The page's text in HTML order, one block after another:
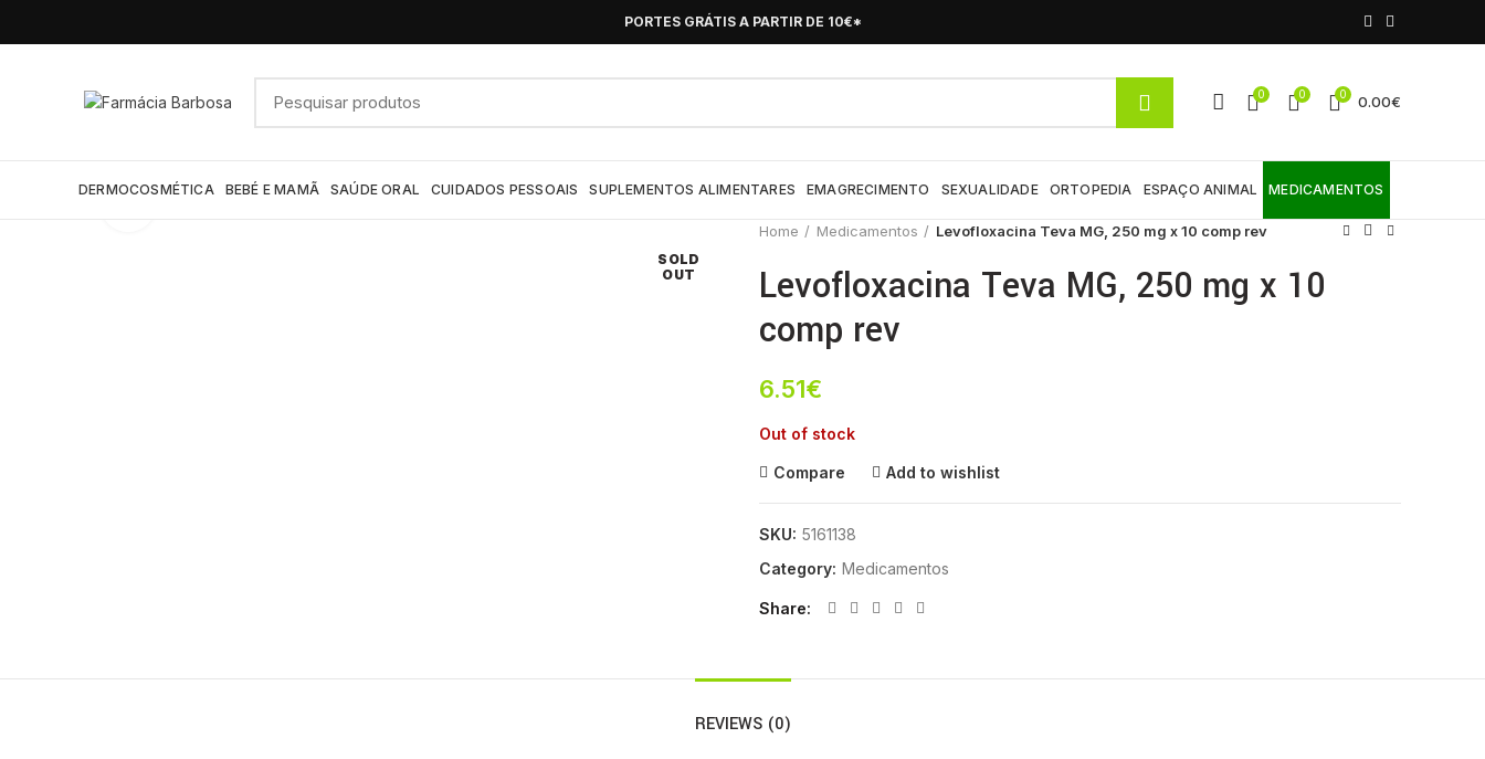
PORTES GRÁTIS A PARTIR DE 10€*
0 0 0 0.00€
DERMOCOSMÉTICA BEBÉ E MAMÃ SAÚDE ORAL CUIDADOS PESSOAIS SUPLEMENTOS ALIMENTARES EMAGRECIMENTO SEXUALIDADE ORTOPEDIA ESPAÇO ANIMAL MEDICAMENTOS
SOLD
OUT
Home
Medicamentos Levofloxacina Teva MG, 250 mg x 10 comp rev
Levofloxacina Teva MG, 250 mg x 10
comp rev
6.51€
Out of stock
Compare Add to wishlist
SKU: 5161138
Category: Medicamentos
Share
REVIEWS (0)